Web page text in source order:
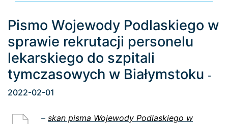
Loading...
Pismo Wojewody Podlaskiego w
sprawie rekrutacji personelu
lekarskiego do szpitali
tymczasowych w Białymstoku -
2022-02-01
– skan pisma Wojewody Podlaskiego w